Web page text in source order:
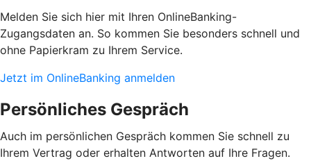
Melden Sie sich hier mit Ihren OnlineBanking-
Zugangsdaten an. So kommen Sie besonders schnell und
ohne Papierkram zu Ihrem Service.
Jetzt im OnlineBanking anmelden
Persönliches Gespräch
Auch im persönlichen Gespräch kommen Sie schnell zu
Ihrem Vertrag oder erhalten Antworten auf Ihre Fragen.